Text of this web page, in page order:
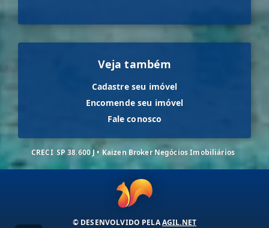
Veja também
Cadastre seu imóvel
Encomende seu imóvel
Fale conosco
CRECI SP 38.600 J • Kaizen Broker Negócios Imobiliários
© DESENVOLVIDO PELAAGIL.NET